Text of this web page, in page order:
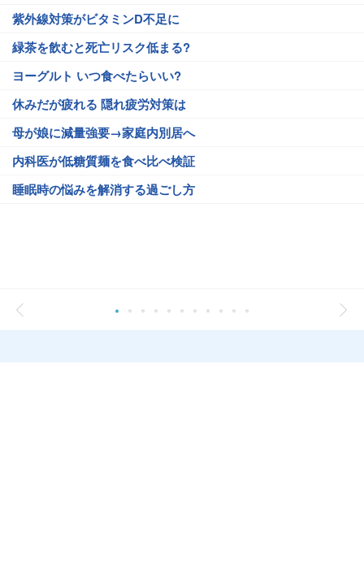
紫外線対策がビタミンD不足に
緑茶を飲むと死亡リスク低まる?
ヨーグルト いつ食べたらいい?
休みだが疲れる 隠れ疲労対策は
母が娘に減量強要→家庭内別居へ
内科医が低糖質麺を食べ比べ検証
睡眠時の悩みを解消する過ごし方